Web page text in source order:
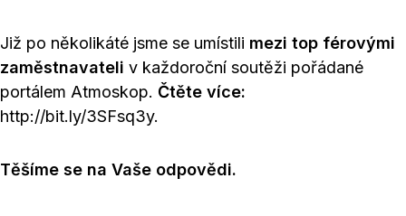
Již po několikáté jsme se umístili mezi top férovými
zaměstnavateli v každoroční soutěži pořádané
portálem Atmoskop. Čtěte více:
http://bit.ly/3SFsq3y.
Těšíme se na Vaše odpovědi.